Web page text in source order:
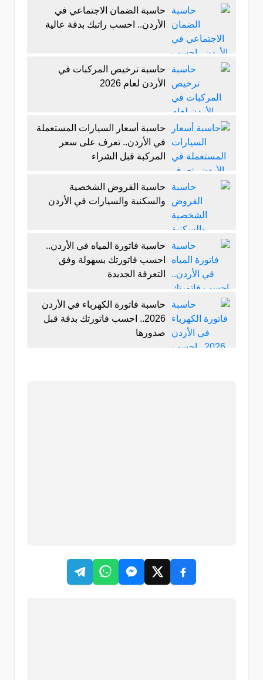
حاسبة الضمان الاجتماعي في
الأردن.. احسب راتبك بدقة عالية
حاسبة ترخيص المركبات في
الأردن لعام 2026
حاسبة أسعار السيارات المستعملة
في الأردن.. تعرف على سعر
المركبة قبل الشراء
حاسبة القروض الشخصية
والسكنية والسيارات في الأردن
حاسبة فاتورة المياه في الأردن..
احسب فاتورتك بسهولة وفق
التعرفة الجديدة
حاسبة فاتورة الكهرباء في الأردن
2026.. احسب فاتورتك بدقة قبل
صدورها